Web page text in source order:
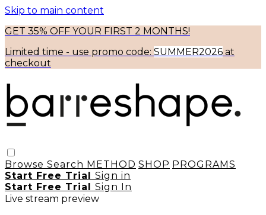
Skip to main content
GET 35% OFF YOUR FIRST 2 MONTHS!
Limited time - use promo code: SUMMER2026 at
checkout
Browse Search METHOD SHOP PROGRAMS
Start Free Trial Sign in
Start Free Trial Sign In
Live stream preview